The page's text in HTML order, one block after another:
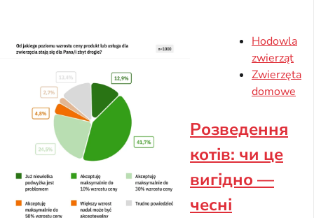
Hodowla
zwierząt
Zwierzęta
domowe
Розведення
котів: чи це
вигідно —
чесні